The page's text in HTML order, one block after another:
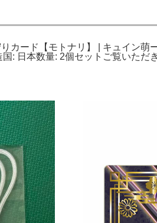
カード【モトナリ】 | キュイン
: 日本数量: 2個セットご覧いただ